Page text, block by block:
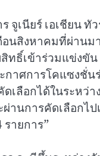
เนียร์ เอเชียน ทั
อนสิงหาคมที่ผ่าน
ธิ์เข้าร่วมแข่งขั
าศการโคแซงชั่น
เลือกได้ในระหว่
นการคัดเลือกไป
ายการ”